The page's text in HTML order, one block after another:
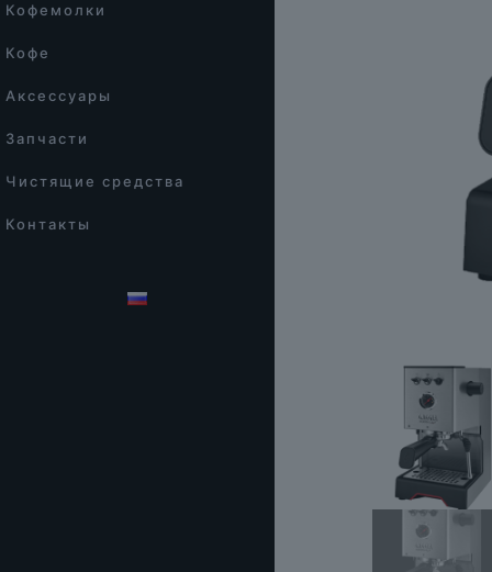
Кофемолки
Кофе
Аксессуары
Запчасти
Чистящие средства
Контакты